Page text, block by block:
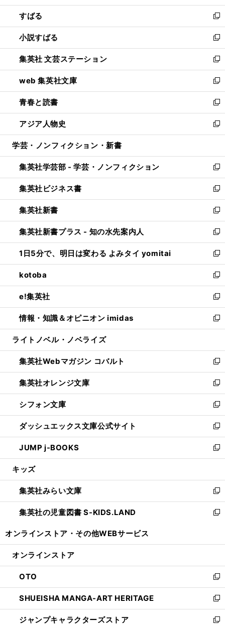
開
く
ウ
で
開
く
ン
ド
ウ
で
開
く
すばる
新
し
い
ウ
ィ
ン
ド
ウ
で
開
く
小説すばる
新
し
い
ウ
ィ
ン
ド
ウ
で
開
集英社 文芸ステーション
新
し
い
ウ
ィ
ン
ド
ウ
開
く
web 集英社文庫
新
し
い
ウ
ィ
ン
ウ
で
開
く
青春と読書
新
し
い
ウ
ン
ド
ウ
で
開
く
アジア人物史
新
し
ウ
ィ
ン
ド
ウ
で
開
く
学芸・ノンフィクション・新書
集英社学芸部 - 学芸・ノンフィクション
新
し
い
ウ
ィ
ン
ド
ウ
で
開
く
集英社ビジネス書
新
し
い
ウ
ィ
ン
ド
ウ
で
開
く
集英社新書
新
し
い
ウ
ィ
ン
ド
ウ
で
開
く
集英社新書プラス - 知の水先案内人
新
し
い
ウ
ィ
ン
ド
ウ
で
開
1日5分で、明日は変わる よみタイ yomitai
新
し
い
ウ
ィ
ン
ド
ウ
開
く
kotoba
新
し
い
ウ
ィ
ン
ウ
で
開
く
e!集英社
新
し
い
ウ
ン
ド
ウ
で
開
く
情報・知識＆オピニオン imidas
新
し
ウ
ィ
ン
ド
ウ
で
開
く
ライトノベル・ノベライズ
集英社Webマガジン コバルト
新
し
い
ウ
ィ
ン
ド
ウ
で
開
集英社オレンジ文庫
新
し
い
ウ
ィ
ン
ド
ウ
開
く
シフォン文庫
新
し
い
ウ
ィ
ン
ウ
で
開
く
ダッシュエックス文庫公式サイト
新
し
い
ウ
ン
ド
ウ
で
JUMP j-BOOKS
新
し
ウ
ィ
ン
ド
開
キッズ
集英社みらい文庫
新
し
い
ン
ウ
で
開
く
集英社の児童図書 S-KIDS.LAND
新
ウ
ン
ド
ウ
で
開
く
オンラインストア・ その他WEBサービス
オンラインストア
OTO
新
し
い
ウ
ィ
SHUEISHA MANGA-ART HERITAGE
新
し
い
ジャンプキャラクターズストア
新